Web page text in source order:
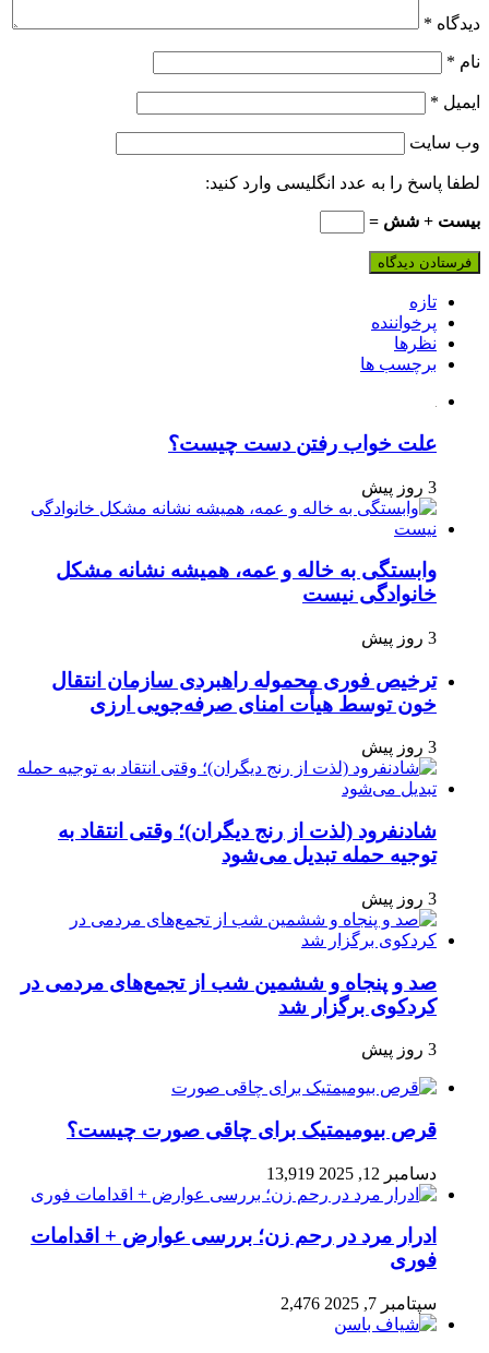
دیدگاه *
نام *
ایمیل *
وب‌ سایت
لطفا پاسخ را به عدد انگلیسی وارد کنید:
بیست + شش =
تازه
پرخواننده
نظرها
برچسب ها
علت خواب رفتن دست چیست؟
3 روز پیش
وابستگی به خاله و عمه، همیشه نشانه مشکل
خانوادگی نیست
3 روز پیش
ترخیص فوری محموله راهبردی سازمان انتقال
خون توسط هیأت امنای صرفه‌جویی ارزی
3 روز پیش
شادنفرود (لذت از رنج دیگران)؛ وقتی انتقاد به
توجیه حمله تبدیل می‌شود
3 روز پیش
صد و پنجاه‌ و ششمین شب از تجمع‌های مردمی در
کردکوی برگزار شد
3 روز پیش
قرص بیومیمتیک برای چاقی صورت چیست؟
دسامبر 12, 2025 13,919
ادرار مرد در رحم زن؛ بررسی عوارض + اقدامات
فوری
سپتامبر 7, 2025 2,476